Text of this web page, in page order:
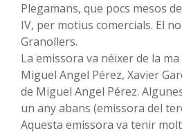
Plegamans, que pocs mesos
IV, per motius comercials. El
Granollers.
La emissora va néixer de la
Miguel Angel Pérez, Xavier
de Miguel Angel Pérez.
un any abans (emissora del
Aquesta emissora va tenir